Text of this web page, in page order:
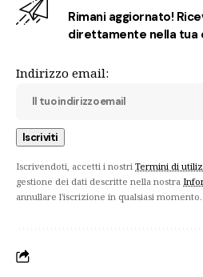
Rimani aggiornato!
direttamente nella tua
Indirizzo email:
Iscrivendoti, accetti i nostri Termini di
gestione dei dati descritte nella nostra
annullare l'iscrizione in qualsiasi momento.